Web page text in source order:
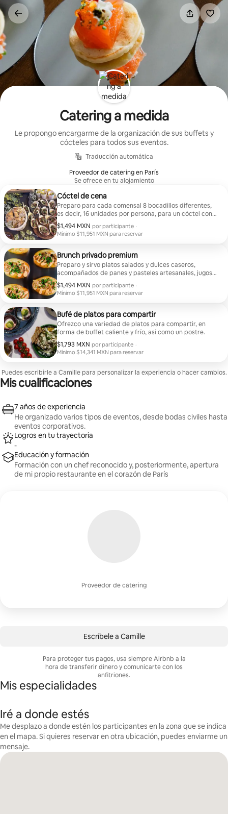
Ir
al
contenido
Catering a medida
Le propongo encargarme de la organización de sus buffets y
cócteles para todos sus eventos.
Traducción automática
Proveedor de catering en París
Se ofrece en tu alojamiento
Cóctel de cena
Preparo para cada comensal 8 bocadillos diferentes,
es decir, 16 unidades por persona, para un cóctel con
cena gourmet y personalizado.
$1,494 MXN por participante
$1,494 MXN por participante
·
Mínimo $11,951 MXN para reservar
Brunch privado premium
Preparo y sirvo platos salados y dulces caseros,
acompañados de panes y pasteles artesanales, jugos
frescos, café y té de calidad. * Opción Premium:
huevos benedictinos de la casa, decoración floral
$1,494 MXN por participante
$1,494 MXN por participante
·
Mínimo $11,951 MXN para reservar
Bufé de platos para compartir
Ofrezco una variedad de platos para compartir, en
forma de buffet caliente y frío, así como un postre.
$1,793 MXN por participante
$1,793 MXN por participante
·
Mínimo $14,341 MXN para reservar
Puedes escribirle a Camille para personalizar la experiencia o hacer cambios.
Mis cualificaciones
Proveedor de catering
7 años de experiencia
He organizado varios tipos de eventos, desde bodas civiles hasta
eventos corporativos.
Logros en tu trayectoria
-
Educación y formación
Formación con un chef reconocido y, posteriormente, apertura
de mi propio restaurante en el corazón de París
Escríbele a Camille
Para proteger tus pagos, usa siempre Airbnb a la
hora de transferir dinero y comunicarte con los
anfitriones.
Mis especialidades
Iré a donde estés
Me desplazo a donde estén los participantes en la zona que se indica
en el mapa. Si quieres reservar en otra ubicación, puedes enviarme un
mensaje.